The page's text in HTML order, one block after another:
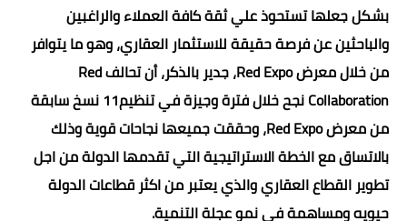
بشكل جعلها تستحوذ علي ثقة كافة العملاء والراغبين
والباحثين عن فرصة حقيقة للاستثمار العقاري، وهو ما يتوافر
من خلال معرض Red Expo، جدير بالذكر، أن تحالف Red
Collaboration نجح خلال فترة وجيزة في تنظيم11 نسخ سابقة
من معرض Red Expo، وحققت جميعها نجاحات قوية وذلك
بالاتساق مع الخطة الاستراتيجية التي تقدمها الدولة من اجل
تطوير القطاع العقاري والذي يعتبر من اكثر قطاعات الدولة
حيويه ومساهمة في نمو عجلة التنمية.